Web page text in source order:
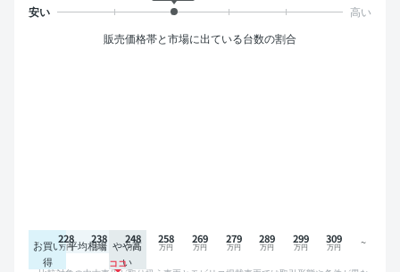
販売価格帯と市場に出ている台数の割合
お買い
得
平均相場 やや高
い
228 238 248 258 269 279 289 299 309